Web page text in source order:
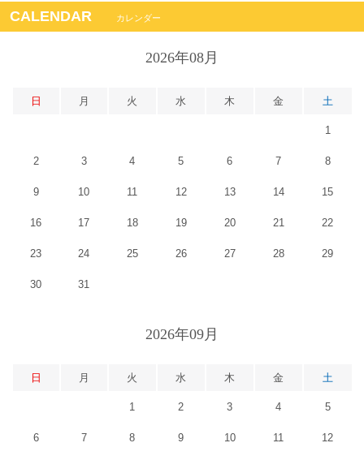
CALENDAR カレンダー
2026年08月
日 月 火 水 木 金 土
1
2 3 4 5 6 7 8
9 10 11 12 13 14 15
16 17 18 19 20 21 22
23 24 25 26 27 28 29
30 31
2026年09月
日 月 火 水 木 金 土
1 2 3 4 5
6 7 8 9 10 11 12